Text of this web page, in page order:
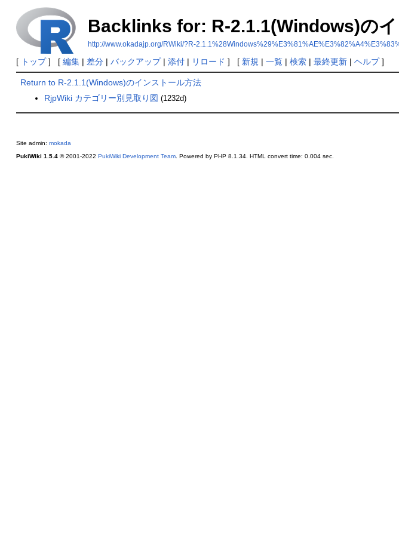
Backlinks for: R-2.1.1(Windows)の
http://www.okadajp.org/RWiki/?R-
[ トップ] [ 編集| 差分| バックアップ| 添付| リロード ] [ 新規 | 一覧| 検索| 最終更新| ヘルプ]
Return to R-2.1.1(Windows)のインストール方法
RjpWiki カテゴリー別見取り図 (1232d)
Site admin: mokada
PukiWiki 1.5.4© 2001-2022 PukiWiki Development Team. Powered by PHP 8.1.34. HTML convert time: 0.004 sec.